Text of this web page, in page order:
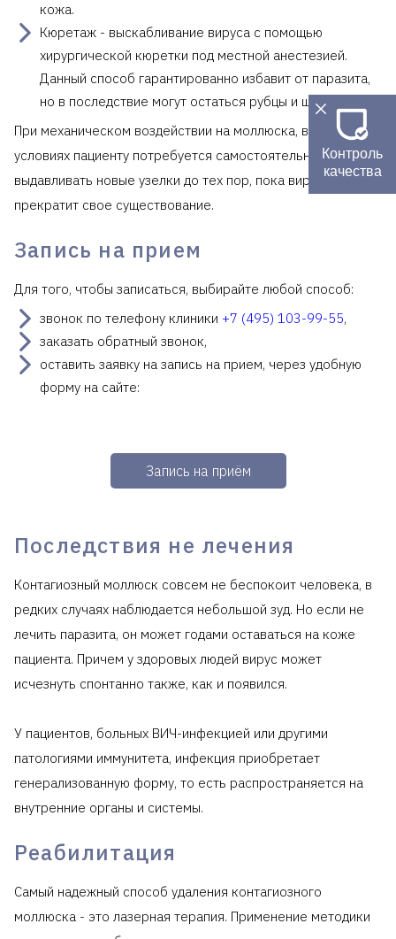
кожа.
Кюретаж - выскабливание вируса с помощью
хирургической кюретки под местной анестезией.
Данный способ гарантированно избавит от паразита,
но в последствие могут остаться рубцы и шрамы.
При механическом воздействии на моллюска, в домашних
условиях пациенту потребуется самостоятельно
выдавливать новые узелки до тех пор, пока вирус не
прекратит свое существование.
Запись на прием
Для того, чтобы записаться, выбирайте любой способ:
звонок по телефону клиники +7 (495) 103-99-55,
заказать обратный звонок,
оставить заявку на запись на прием, через удобную
форму на сайте:
Запись на приём
Последствия не лечения
Контагиозный моллюск совсем не беспокоит человека, в
редких случаях наблюдается небольшой зуд. Но если не
лечить паразита, он может годами оставаться на коже
пациента. Причем у здоровых людей вирус может
исчезнуть спонтанно также, как и появился.
У пациентов, больных ВИЧ-инфекцией или другими
патологиями иммунитета, инфекция приобретает
генерализованную форму, то есть распространяется на
внутренние органы и системы.
Реабилитация
Самый надежный способ удаления контагиозного
моллюска - это лазерная терапия. Применение методики
Контроль
качества